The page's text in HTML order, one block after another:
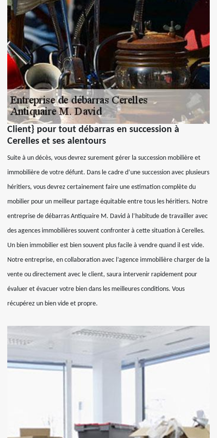
Client} pour tout débarras en succession à
Cerelles et ses alentours
Suite à un décès, vous devrez surement gérer la succession mobilière et
immobilière de votre défunt. Dans le cadre d’une succession avec plusieurs
héritiers, vous devrez certainement faire une estimation complète du
mobilier pour un meilleur partage équitable entre tous les héritiers. Notre
entreprise de débarras Antiquaire M. David à l’habitude de travailler avec
des agences immobilières souvent confronter à cette situation à Cerelles.
Un bien immobilier est bien souvent plus facile à vendre quand il est vide.
Notre entreprise, en collaboration avec l’agence immobilière charger de la
vente ou directement avec le client, saura intervenir rapidement pour
évaluer et évacuer votre bien dans les meilleures conditions. Vous
récupérez un bien vide et propre.